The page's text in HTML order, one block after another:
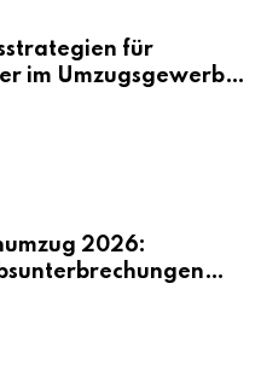
für
im Umzugsgewerbe
2026: